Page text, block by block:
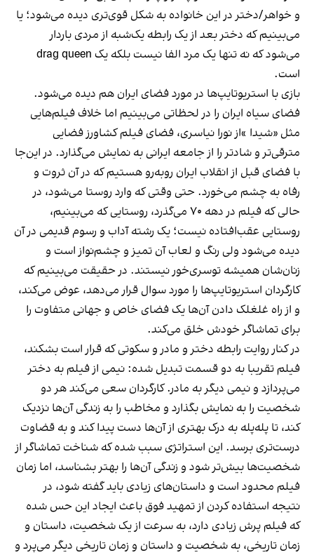
و خواهر/دختر در این خانواده به شکل قوی‌تری دیده می‌شود؛ یا
می‌بینیم که دختر بعد از یک رابطه یک‌شبه از مردی باردار
می‌شود که نه تنها یک مرد الفا نیست بلکه یک drag queen
است.
بازی با استریوتایپ‌ها در مورد فضای ایران هم دیده می‌شود.
فضای سیاه ایران را در لحظاتی می‌بینیم اما خلاف فیلم‌هایی
مثل «شیدا »از نورا نیاسری، فضای فیلم کشاورز فضایی
مترقی‌تر و شادتر را از جامعه ایرانی به نمایش می‌گذارد. در این‌جا
با فضای قبل از انقلاب ایران روبه‌رو هستیم که در آن ثروت و
رفاه به چشم می‌خورد. حتی وقتی که وارد روستا می‌شود، در
حالی که فیلم در دهه ۷۰ می‌گذرد، روستایی که می‌بینیم،
روستایی عقب‌افتاده نیست؛ یک رشته آداب و رسوم قدیمی در آن
دیده می‌شود ولی رنگ و لعاب آن تمیز و چشم‌نواز است و
زنان‌شان همیشه توسری‌خور نیستند. در حقیقت می‌بینیم که
کارگردان استریوتایپ‌ها را مورد سوال قرار می‌دهد، عوض می‌کند،
و از راه غلغلک دادن آن‌ها یک فضای خاص و جهانی متفاوت را
برای تماشاگر خودش خلق می‌کند.
در کنار روایت رابطه‌ دختر و مادر و سکوتی که قرار است بشکند،
فیلم تقریبا به دو قسمت تبدیل شده: نیمی از فیلم به دختر
می‌پردازد و نیمی دیگر به مادر. کارگردان سعی می‌کند هر دو
شخصیت را به نمایش بگذارد و مخاطب را به زندگی آن‌ها نزدیک
کند، تا پله‌پله به درک بهتری از آن‌ها دست پیدا کند و به قضاوت
درست‌تری برسد. این استراتژی سبب شده که شناخت تماشاگر از
شخصیت‌ها بیش‌تر شود و زندگی آن‌ها را بهتر بشناسد، اما زمان
فیلم محدود است و داستان‌های زیادی باید گفته شود، در
نتیجه استفاده کردن از تمهید فوق باعث ایجاد این حس شده
که فیلم پرش زیادی دارد، به سرعت از یک شخصیت، داستان و
زمان تاریخی، به شخصیت و داستان و زمان تاریخی دیگر می‌پرد و